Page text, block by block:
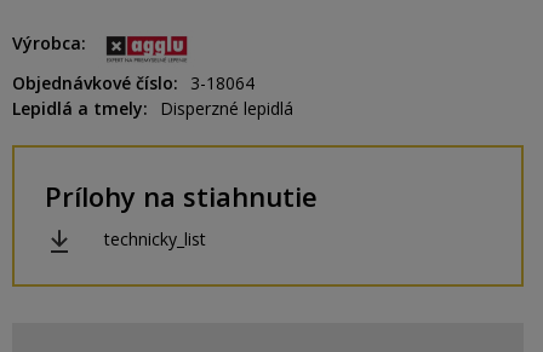
Výrobca
Objednávkové číslo
3-18064
Lepidlá a tmely
Disperzné lepidlá
Prílohy na stiahnutie
technicky_list